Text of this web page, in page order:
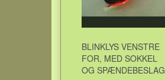
BLINKLYS VENSTRE
FOR, MED SOKKEL
OG SPÆNDEBESLAG